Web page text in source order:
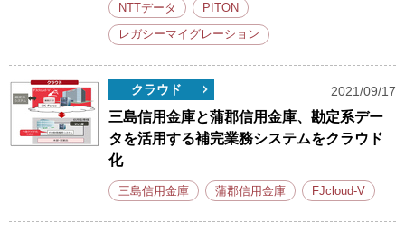
NTTデータ PITON
レガシーマイグレーション
クラウド 2021/09/17
三島信用金庫と蒲郡信用金庫、勘定系デー
タを活用する補完業務システムをクラウド
化
三島信用金庫 蒲郡信用金庫 FJcloud-V